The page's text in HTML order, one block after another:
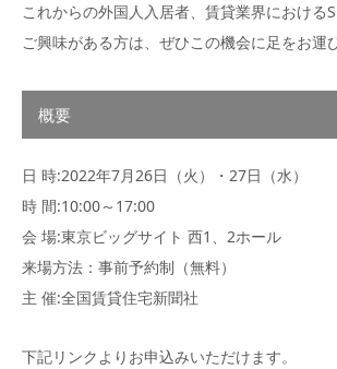
これからの外国人入居者、賃貸業界における
ご興味がある方は、ぜひこの機会に足をお運
概要
日 時:2022年7月26日（火）・27日（水）
時 間:10:00～17:00
会 場:東京ビッグサイト 西1、2ホール
来場方法：事前予約制（無料）
主 催:全国賃貸住宅新聞社
下記リンクよりお申込みいただけます。